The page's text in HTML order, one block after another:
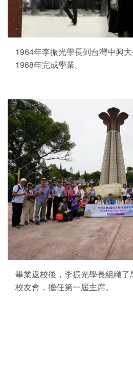
1964年李振光學長到台灣中興
1968年完成學業。
畢業返校後，李振光學長組織
校友會，擔任第一屆主席。